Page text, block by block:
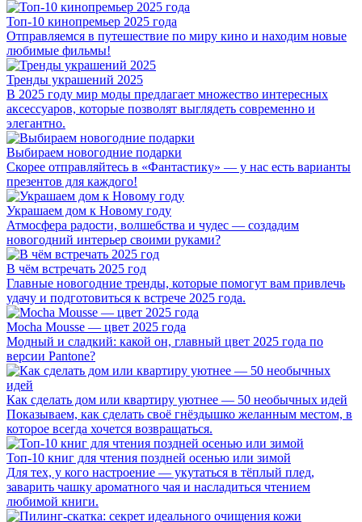
Топ-10 кинопремьер 2025 года
Отправляемся в путешествие по миру кино и находим новые
любимые фильмы!
Тренды украшений 2025
В 2025 году мир моды предлагает множество интересных
аксессуаров, которые позволят выглядеть современно и
элегантно.
Выбираем новогодние подарки
Скорее отправляйтесь в «Фантастику» — у нас есть варианты
презентов для каждого!
Украшаем дом к Новому году
Атмосфера радости, волшебства и чудес — создадим
новогодний интерьер своими руками?
В чём встречать 2025 год
Главные новогодние тренды, которые помогут вам привлечь
удачу и подготовиться к встрече 2025 года.
Mocha Mousse — цвет 2025 года
Модный и сладкий: какой он, главный цвет 2025 года по
версии Pantone?
Как сделать дом или квартиру уютнее — 50 необычных идей
Показываем, как сделать своё гнёздышко желанным местом, в
которое всегда хочется возвращаться.
Топ-10 книг для чтения поздней осенью или зимой
Для тех, у кого настроение — укутаться в тёплый плед,
заварить чашку ароматного чая и насладиться чтением
любимой книги.